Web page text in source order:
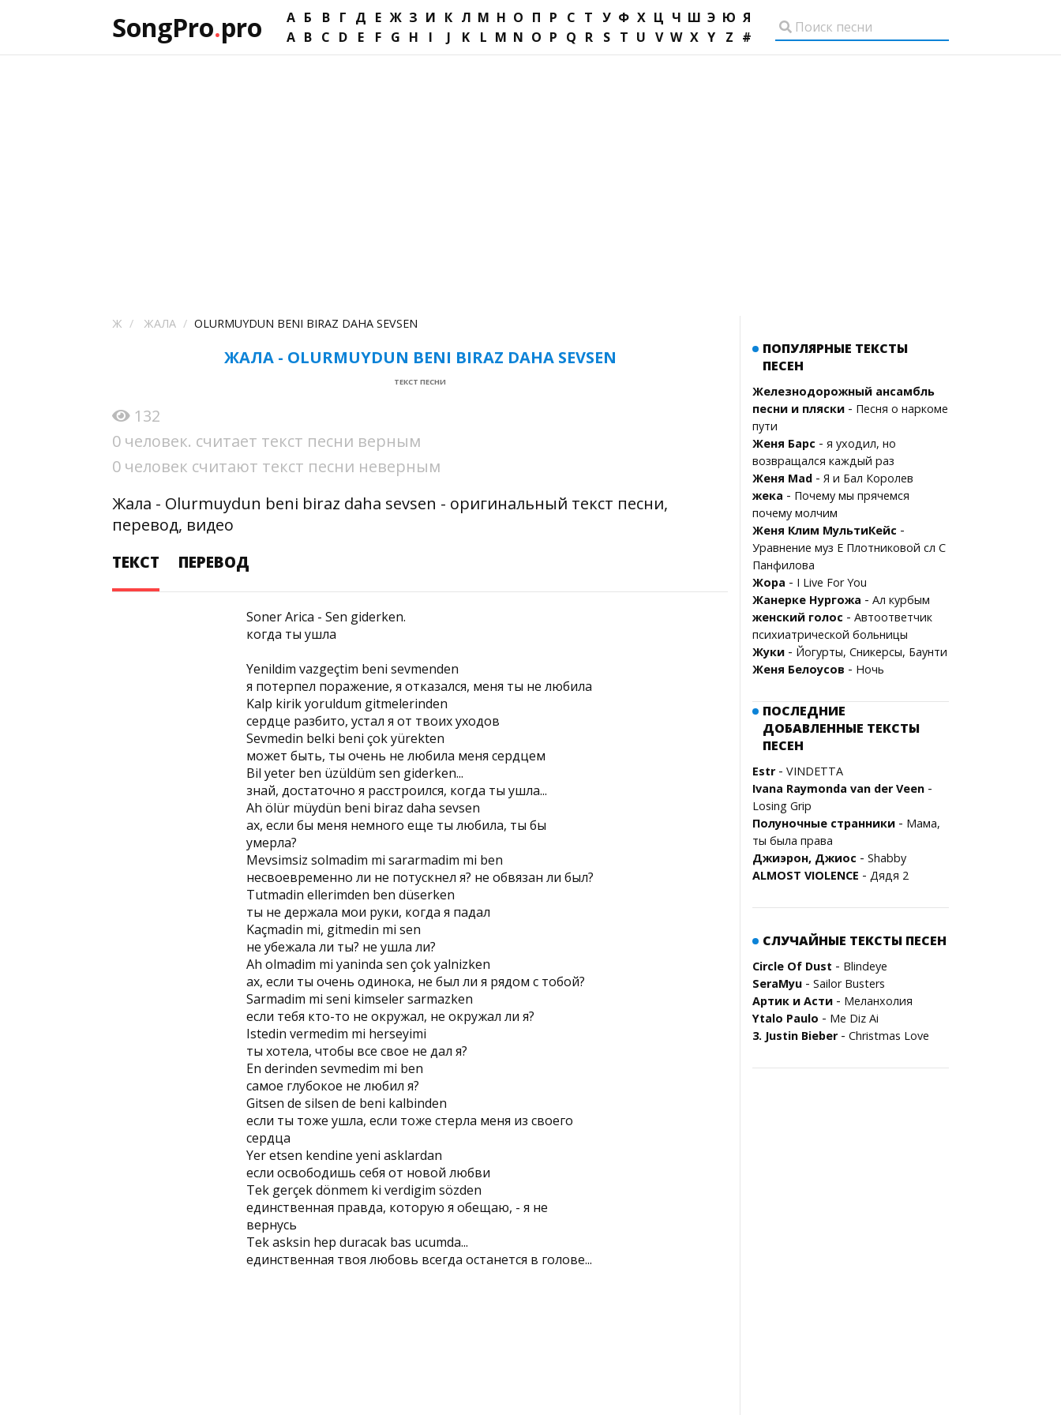
SongPro.pro А Б В Г Д Е Ж З И К Л М Н О П Р С Т У Ф Х Ц Ч Ш Э Ю Я
A B C D E F G H I J K L M N O P Q R S T U V W X Y Z #
Ж ЖАЛА OLURMUYDUN BENI BIRAZ DAHA SEVSEN
ЖАЛА - OLURMUYDUN BENI BIRAZ DAHA SEVSEN
ТЕКСТ ПЕСНИ
132
0 человек. считает текст песни верным
0 человек считают текст песни неверным
Жала - Olurmuydun beni biraz daha sevsen - оригинальный текст песни,
перевод, видео
ТЕКСТ
ПЕРЕВОД
Soner Arica - Sen giderken.
когда ты ушла
Yenildim vazgeçtim beni sevmenden
я потерпел поражение, я отказался, меня ты не любила
Kalp kirik yoruldum gitmelerinden
сердце разбито, устал я от твоих уходов
Sevmedin belki beni çok yürekten
может быть, ты очень не любила меня сердцем
Bil yeter ben üzüldüm sen giderken...
знай, достаточно я расстроился, когда ты ушла...
Ah ölür müydün beni biraz daha sevsen
ах, если бы меня немного еще ты любила, ты бы
умерла?
Mevsimsiz solmadim mi sararmadim mi ben
несвоевременно ли не потускнел я? не обвязан ли был?
Tutmadin ellerimden ben düserken
ты не держала мои руки, когда я падал
Kaçmadin mi, gitmedin mi sen
не убежала ли ты? не ушла ли?
Ah olmadim mi yaninda sen çok yalnizken
ах, если ты очень одинока, не был ли я рядом с тобой?
Sarmadim mi seni kimseler sarmazken
если тебя кто-то не окружал, не окружал ли я?
Istedin vermedim mi herseyimi
ты хотела, чтобы все свое не дал я?
En derinden sevmedim mi ben
самое глубокое не любил я?
Gitsen de silsen de beni kalbinden
если ты тоже ушла, если тоже стерла меня из своего
сердца
Yer etsen kendine yeni asklardan
если освободишь себя от новой любви
Tek gerçek dönmem ki verdigim sözden
единственная правда, которую я обещаю, - я не
вернусь
Tek asksin hep duracak bas ucumda...
единственная твоя любовь всегда останется в голове...
ПОПУЛЯРНЫЕ ТЕКСТЫ
ПЕСЕН
Железнодорожный ансамбль
песни и пляски - Песня о наркоме
пути
Женя Барс - я уходил, но
возвращался каждый раз
Женя Mad - Я и Бал Королев
жека - Почему мы прячемся
почему молчим
Женя Клим МультиКейс -
Уравнение муз Е Плотниковой сл С
Панфилова
Жора - I Live For You
Жанерке Нургожа - Ал курбым
женский голос - Автоответчик
психиатрической больницы
Жуки - Йогурты, Сникерсы, Баунти
Женя Белоусов - Ночь
ПОСЛЕДНИЕ
ДОБАВЛЕННЫЕ ТЕКСТЫ
ПЕСЕН
Estr- VINDETTA
Ivana Raymonda van der Veen -
Losing Grip
Полуночные странники - Мама,
ты была права
Джиэрон, Джиос - Shabby
ALMOST VIOLENCE - Дядя 2
СЛУЧАЙНЫЕ ТЕКСТЫ ПЕСЕН
Circle Of Dust - Blindeye
SeraMyu - Sailor Busters
Артик и Асти - Меланхолия
Ytalo Paulo - Me Diz Ai
3. Justin Bieber- Christmas Love